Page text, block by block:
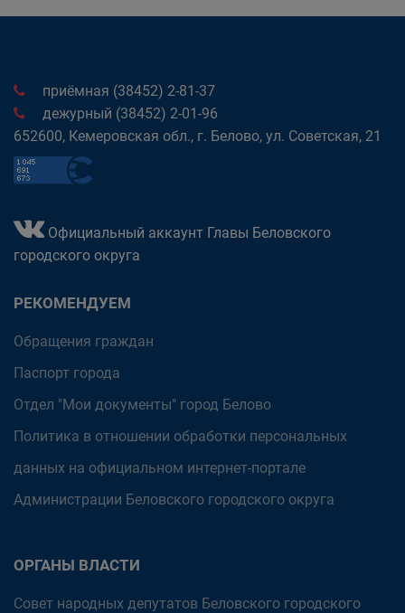
приёмная (38452) 2-81-37
дежурный (38452) 2-01-96
652600, Кемеровская обл., г. Белово, ул. Советская, 21
Официальный аккаунт Главы Беловского
городского округа
РЕКОМЕНДУЕМ
Обращения граждан
Паспорт города
Отдел "Мои документы" город Белово
Политика в отношении обработки персональных
данных на официальном интернет-портале
Администрации Беловского городского округа
ОРГАНЫ ВЛАСТИ
Совет народных депутатов Беловского городского